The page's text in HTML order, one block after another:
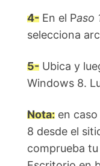
4- En el Paso
selecciona
5- Ubica y
Windows 8.
Nota: en
8 desde el
comprueba